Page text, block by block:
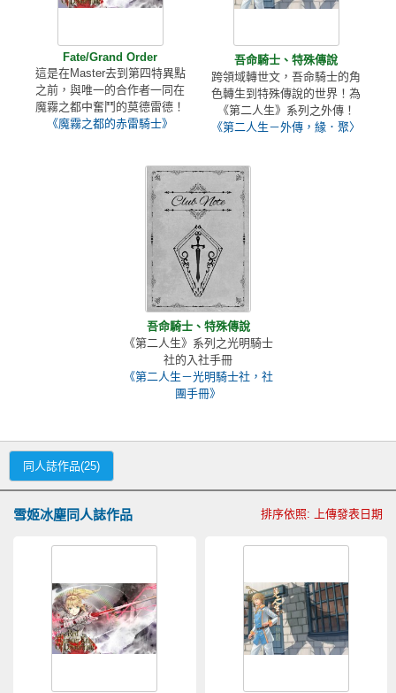
Fate/Grand Order
這是在Master去到第四特異點
之前，與唯一的合作者一同在
魔霧之都中奮鬥的莫德雷德！
《魔霧之都的赤雷騎士》
吾命騎士、特殊傳說
跨領域轉世文，吾命騎士的角
色轉生到特殊傳說的世界！為
《第二人生》系列之外傳！
《第二人生－外傳，緣．聚〉
吾命騎士、特殊傳說
《第二人生》系列之光明騎士
社的入社手冊
《第二人生－光明騎士社，社
團手冊》
同人誌作品(25)
雪姬冰塵同人誌作品 排序依照: 上傳發表日期